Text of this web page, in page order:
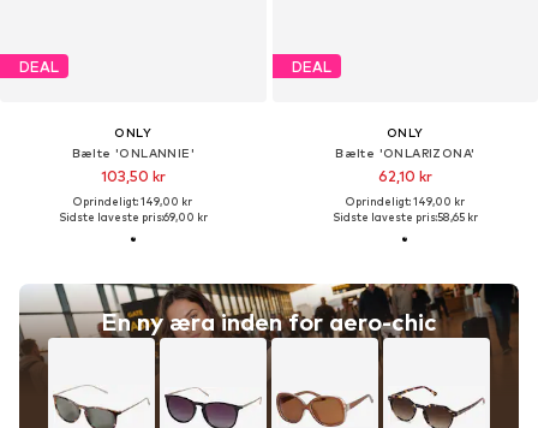
DEAL
ONLY
Bælte 'ONLANNIE'
103,50 kr
Oprindeligt: 149,00 kr
Sidste laveste pris:69,00 kr
En ny æra inden for aero-chic
DEAL
ONLY
Bælte 'ONLARIZONA'
62,10 kr
Oprindeligt: 149,00 kr
Sidste laveste pris:58,65 kr